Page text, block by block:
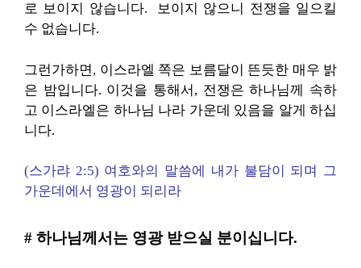
로 보이지 않습니다. 보이지 않으니 전쟁을 일으킬
수 없습니다.
그런가하면, 이스라엘 쪽은 보름달이 뜬듯한 매우 밝
은 밤입니다. 이것을 통해서, 전쟁은 하나님께 속하
고 이스라엘은 하나님 나라 가운데 있음을 알게 하십
니다.
(스가랴 2:5) 여호와의 말씀에 내가 불담이 되며 그
가운데에서 영광이 되리라
# 하나님께서는 영광 받으실 분이십니다.